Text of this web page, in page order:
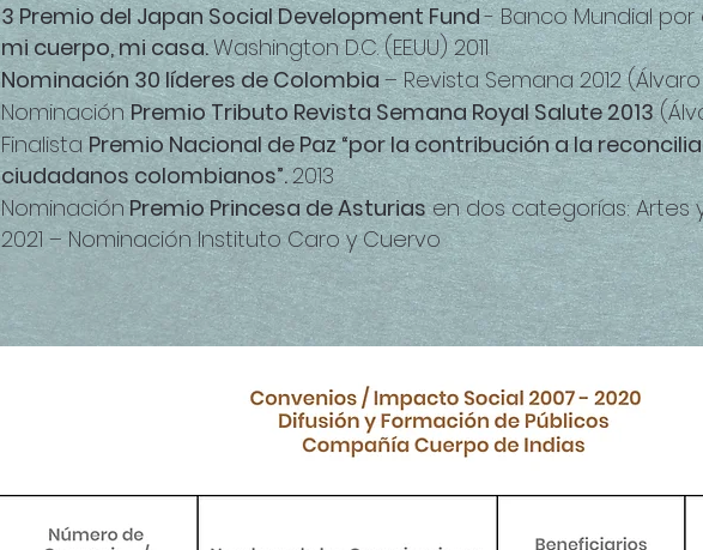
3 Premio del Japan Social Development Fund- Banco Mundial
mi cuerpo, mi casa.Washington D.C. (EE.UU) 2011
Nominación 30 líderes de Colombia– Revista Semana 2012
NominaciónPremio Tributo Revista Semana Royal Salute 2013
FinalistaPremio Nacional de Paz “por la contribución a la
ciudadanos colombianos”.2013
NominaciónPremio Princesa de Asturiasen dos categorías: Artes
2021 – Nominación Instituto Caro y Cuervo